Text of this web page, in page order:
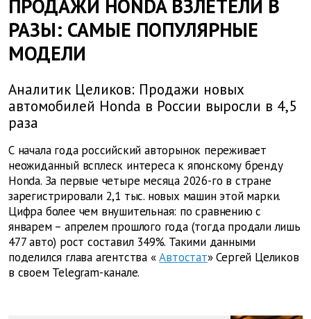
ПРОДАЖИ HONDA ВЗЛЕТЕЛИ В
РАЗЫ: САМЫЕ ПОПУЛЯРНЫЕ
МОДЕЛИ
Аналитик Целиков: Продажи новых
автомобилей Honda в России выросли в 4,5
раза
С начала года российский авторынок переживает
неожиданный всплеск интереса к японскому бренду
Honda. За первые четыре месяца 2026-го в стране
зарегистрировали 2,1 тыс. новых машин этой марки.
Цифра более чем внушительная: по сравнению с
январем – апрелем прошлого года (тогда продали лишь
477 авто) рост составил 349%. Такими данными
поделился глава агентства « Автостат» Сергей Целиков
в своем Telegram-канале.